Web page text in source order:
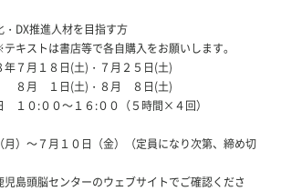
DX推進人材を目指す方
トは書店等で各自購入をお願いします。
月１８日(土)・７月２５日(土)
)・８月 ８日(土)
～１６:００（５時間×４回）
）～７月１０日（金）（定員になり次第、締め切
頭脳センターのウェブサイトでご確認くださ